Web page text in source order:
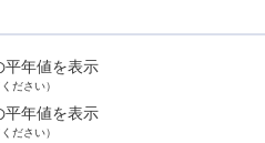
平年値を表示
ださい）
平年値を表示
ださい）